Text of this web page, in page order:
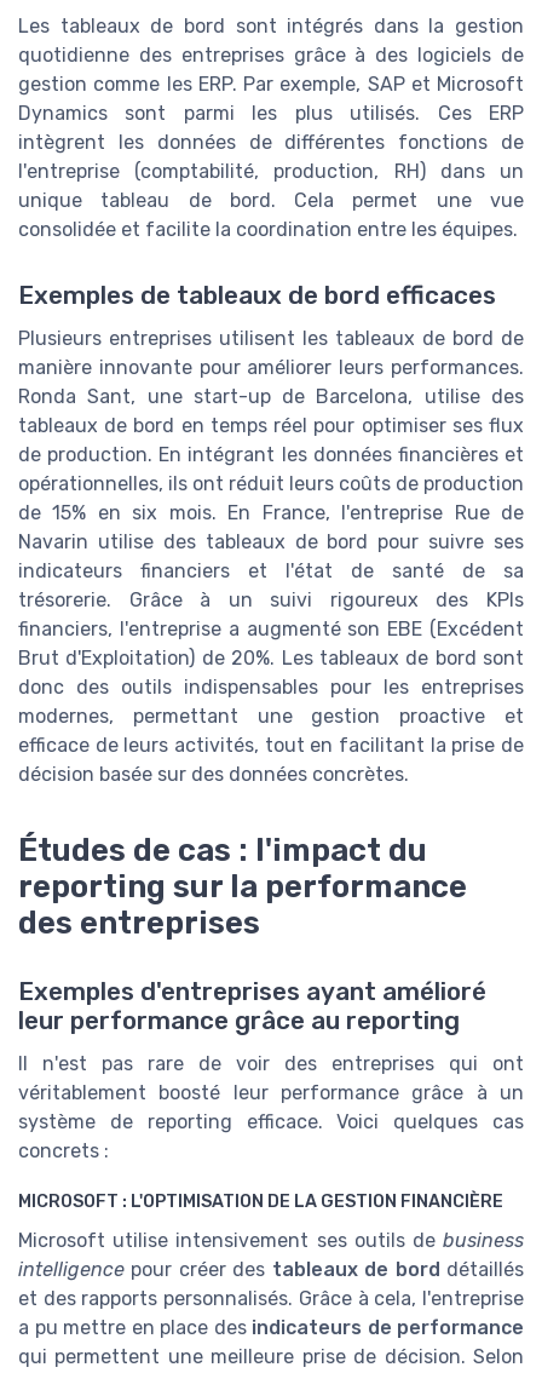
Les tableaux de bord sont intégrés dans la gestion
quotidienne des entreprises grâce à des logiciels de
gestion comme les ERP. Par exemple, SAP et Microsoft
Dynamics sont parmi les plus utilisés. Ces ERP
intègrent les données de différentes fonctions de
l'entreprise (comptabilité, production, RH) dans un
unique tableau de bord. Cela permet une vue
consolidée et facilite la coordination entre les équipes.
Exemples de tableaux de bord efficaces
Plusieurs entreprises utilisent les tableaux de bord de
manière innovante pour améliorer leurs performances.
Ronda Sant, une start-up de Barcelona, utilise des
tableaux de bord en temps réel pour optimiser ses flux
de production. En intégrant les données financières et
opérationnelles, ils ont réduit leurs coûts de production
de 15% en six mois. En France, l'entreprise Rue de
Navarin utilise des tableaux de bord pour suivre ses
indicateurs financiers et l'état de santé de sa
trésorerie. Grâce à un suivi rigoureux des KPIs
financiers, l'entreprise a augmenté son EBE (Excédent
Brut d'Exploitation) de 20%. Les tableaux de bord sont
donc des outils indispensables pour les entreprises
modernes, permettant une gestion proactive et
efficace de leurs activités, tout en facilitant la prise de
décision basée sur des données concrètes.
Études de cas : l'impact du
reporting sur la performance
des entreprises
Exemples d'entreprises ayant amélioré
leur performance grâce au reporting
Il n'est pas rare de voir des entreprises qui ont
véritablement boosté leur performance grâce à un
système de reporting efficace. Voici quelques cas
concrets :
MICROSOFT : L'OPTIMISATION DE LA GESTION FINANCIÈRE
Microsoft utilise intensivement ses outils de business
intelligence pour créer des tableaux de bord détaillés
et des rapports personnalisés. Grâce à cela, l'entreprise
a pu mettre en place des indicateurs de performance
qui permettent une meilleure prise de décision. Selon